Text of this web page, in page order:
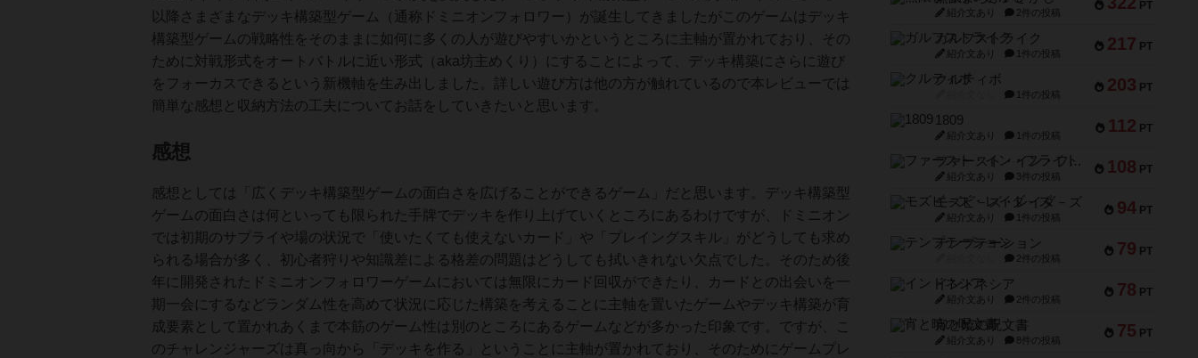
以降さまざまなデッキ構築型ゲーム（通称ドミニオンフォロワー）が誕生してきましたがこのゲームはデッキ
構築型ゲームの戦略性をそのままに如何に多くの人が遊びやすいかというところに主軸が置かれており、その
ために対戦形式をオートバトルに近い形式（aka坊主めくり）にすることによって、デッキ構築にさらに遊び
をフォーカスできるという新機軸を生み出しました。詳しい遊び方は他の方が触れているので本レビューでは
簡単な感想と収納方法の工夫についてお話をしていきたいと思います。
感想
感想としては「広くデッキ構築型ゲームの面白さを広げることができるゲーム」だと思います。デッキ構築型
ゲームの面白さは何といっても限られた手牌でデッキを作り上げていくところにあるわけですが、ドミニオン
では初期のサプライや場の状況で「使いたくても使えないカード」や「プレイングスキル」がどうしても求め
られる場合が多く、初心者狩りや知識差による格差の問題はどうしても拭いきれない欠点でした。そのため後
年に開発されたドミニオンフォロワーゲームにおいては無限にカード回収ができたり、カードとの出会いを一
期一会にするなどランダム性を高めて状況に応じた構築を考えることに主軸を置いたゲームやデッキ構築が育
成要素として置かれあくまで本筋のゲーム性は別のところにあるゲームなどが多かった印象です。ですが、こ
のチャレンジャーズは真っ向から「デッキを作る」ということに主軸が置かれており、そのためにゲームプレ
PT
紹介文あり 2件の投稿
217 PT
ガルフストライク
紹介文あり 1件の投稿
203 PT
クルティボ
1件の投稿
112 PT
1809
紹介文あり 1件の投稿
108 PT
ファースト・イン・フライト
紹介文あり 3件の投稿
94 PT
モズビ－ズ・レイダ－ズ
紹介文あり 1件の投稿
79 PT
テンプテーション
2件の投稿
78 PT
インドネシア
紹介文あり 2件の投稿
75 PT
宵と暁の呪文書
紹介文あり 8件の投稿